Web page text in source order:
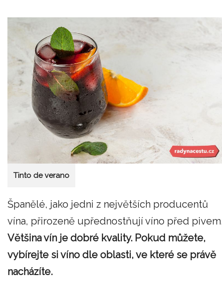
Tinto de verano
Španělé, jako jedni z největších producentů
vína, přirozeně upřednostňují víno před
Většina vín je dobré kvality. Pokud můžete,
vybírejte si víno dle oblasti, ve které se právě
nacházíte.